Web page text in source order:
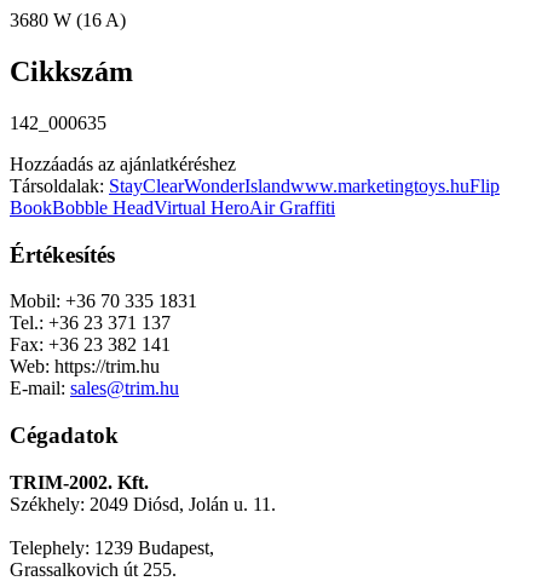
3680 W (16 A)
Cikkszám
142_000635
Hozzáadás az ajánlatkéréshez
Társoldalak: StayClearWonderIslandwww.marketingtoys.huFlip
BookBobble HeadVirtual HeroAir Graffiti
Értékesítés
Mobil: +36 70 335 1831
Tel.: +36 23 371 137
Fax: +36 23 382 141
Web: https://trim.hu
E-mail: sales@trim.hu
Cégadatok
TRIM-2002. Kft.
Székhely: 2049 Diósd, Jolán u. 11.
Telephely: 1239 Budapest,
Grassalkovich út 255.